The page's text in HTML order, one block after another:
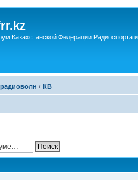
Казахстанской Федерации Радиоспорта
‹ КВ